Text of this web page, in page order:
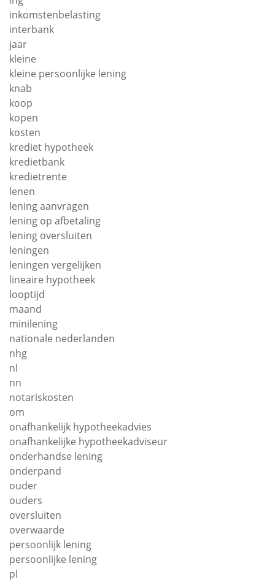
inkomstenbelasting
interbank
jaar
kleine
kleine persoonlijke lening
knab
koop
kopen
kosten
krediet hypotheek
kredietbank
kredietrente
lenen
lening aanvragen
lening op afbetaling
lening oversluiten
leningen
leningen vergelijken
lineaire hypotheek
looptijd
maand
minilening
nationale nederlanden
nhg
nl
nn
notariskosten
om
onafhankelijk hypotheekadvies
onafhankelijke hypotheekadviseur
onderhandse lening
onderpand
ouder
ouders
oversluiten
overwaarde
persoonlijk lening
persoonlijke lening
pl